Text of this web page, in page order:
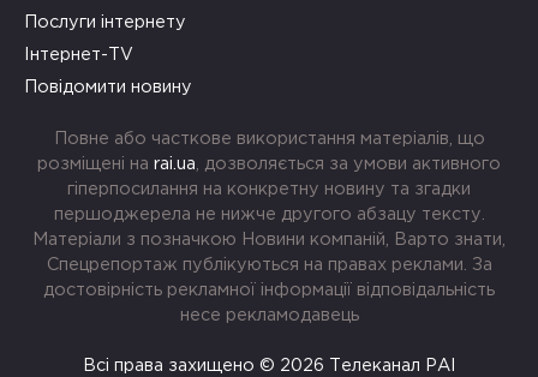
Послуги інтернету
Інтернет-TV
Повідомити новину
Повне або часткове використання матеріалів, що
розміщені на rai.ua , дозволяється за умови активного
гіперпосилання на конкретну новину та згадки
першоджерела не нижче другого абзацу тексту.
Матеріали з позначкою Новини компаній, Варто знати,
Спецрепортаж публікуються на правах реклами. За
достовірність рекламної інформації відповідальність
несе рекламодавець
Всі права захищено © 2026 Телеканал РАІ